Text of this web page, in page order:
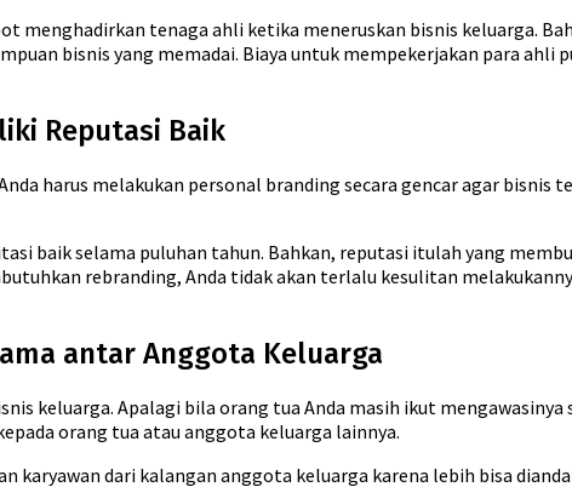
menghadirkan tenaga ahli ketika meneruskan bisnis keluarga.
bisnis yang memadai. Biaya untuk mempekerjakan para ahli
Reputasi Baik
harus melakukan personal branding secara gencar agar
baik selama puluhan tahun. Bahkan, reputasi itulah yang
rebranding, Anda tidak akan terlalu kesulitan
antar Anggota Keluarga
keluarga. Apalagi bila orang tua Anda masih ikut
orang tua atau anggota keluarga lainnya.
karyawan dari kalangan anggota keluarga karena lebih bisa